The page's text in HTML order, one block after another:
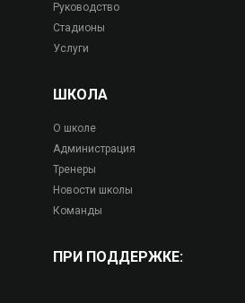
Руководство
Стадионы
Услуги
ШКОЛА
О школе
Администрация
Тренеры
Новости школы
Команды
ПРИ ПОДДЕРЖКЕ: